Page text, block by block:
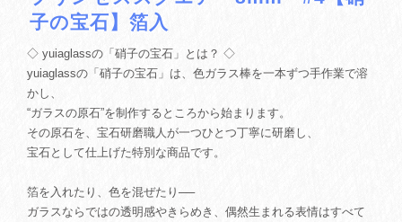
子の宝石】箔入
◇ yuiaglassの「硝子の宝石」とは？ ◇
yuiaglassの「硝子の宝石」は、色ガラス棒を一本ずつ手作業で溶
かし、
“ガラスの原石”を制作するところから始まります。
その原石を、宝石研磨職人が一つひとつ丁寧に研磨し、
宝石として仕上げた特別な商品です。
箔を入れたり、色を混ぜたり──
ガラスならではの透明感やきらめき、偶然生まれる表情はすべて